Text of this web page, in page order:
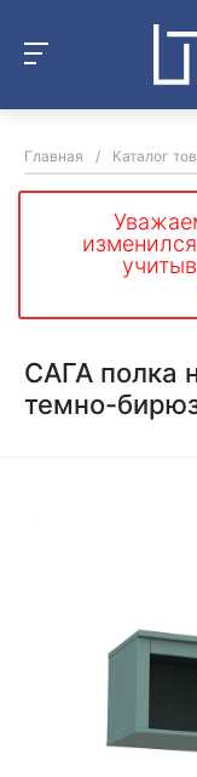
Главная / Каталог
САГА полка
темно-